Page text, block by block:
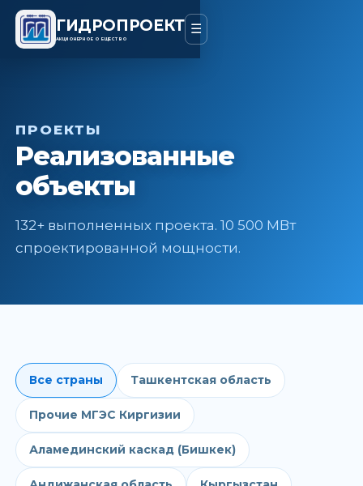
ГИДРОПРОЕКТ
АКЦИОНЕРНОЕ ОБЩЕСТВО
☰
ПРОЕКТЫ
Реализованные
объекты
132+ выполненных проекта. 10 500 МВт
спроектированной мощности.
Все страны Ташкентская область
Прочие МГЭС Киргизии
Аламединский каскад (Бишкек)